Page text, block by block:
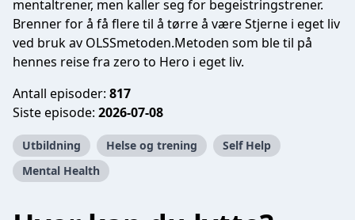
mentaltrener, men kaller seg for begeistringstrener.
Brenner for å få flere til å tørre å være Stjerne i eget liv
ved bruk av OLSSmetoden.Metoden som ble til på
hennes reise fra zero to Hero i eget liv.
Antall episoder: 817
Siste episode: 2026-07-08
Utbildning Helse og trening
Self Help
Mental Health